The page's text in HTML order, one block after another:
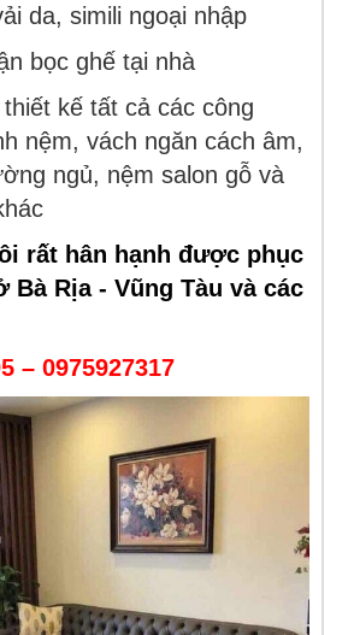
da, simili ngoại nhập
bọc ghế tại nhà
kế tất cả các công
nệm, vách ngăn cách âm,
ngủ, nệm salon gỗ và
rất hân hạnh được phục
Bà Rịa - Vũng Tàu và các
– 0975927317